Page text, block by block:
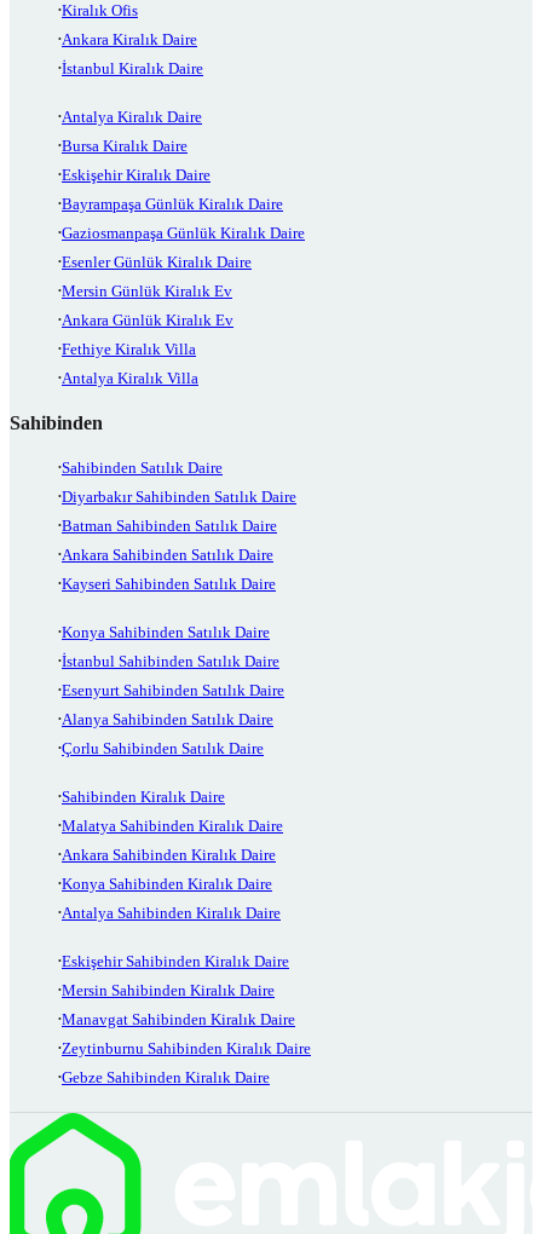
Kiralık Ofis
Ankara Kiralık Daire
İstanbul Kiralık Daire
Antalya Kiralık Daire
Bursa Kiralık Daire
Eskişehir Kiralık Daire
Bayrampaşa Günlük Kiralık Daire
Gaziosmanpaşa Günlük Kiralık Daire
Esenler Günlük Kiralık Daire
Mersin Günlük Kiralık Ev
Ankara Günlük Kiralık Ev
Fethiye Kiralık Villa
Antalya Kiralık Villa
Sahibinden
Sahibinden Satılık Daire
Diyarbakır Sahibinden Satılık Daire
Batman Sahibinden Satılık Daire
Ankara Sahibinden Satılık Daire
Kayseri Sahibinden Satılık Daire
Konya Sahibinden Satılık Daire
İstanbul Sahibinden Satılık Daire
Esenyurt Sahibinden Satılık Daire
Alanya Sahibinden Satılık Daire
Çorlu Sahibinden Satılık Daire
Sahibinden Kiralık Daire
Malatya Sahibinden Kiralık Daire
Ankara Sahibinden Kiralık Daire
Konya Sahibinden Kiralık Daire
Antalya Sahibinden Kiralık Daire
Eskişehir Sahibinden Kiralık Daire
Mersin Sahibinden Kiralık Daire
Manavgat Sahibinden Kiralık Daire
Zeytinburnu Sahibinden Kiralık Daire
Gebze Sahibinden Kiralık Daire